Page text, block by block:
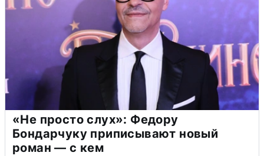
«Не просто слух»: Федору
Бондарчуку приписывают новый
роман — с кем